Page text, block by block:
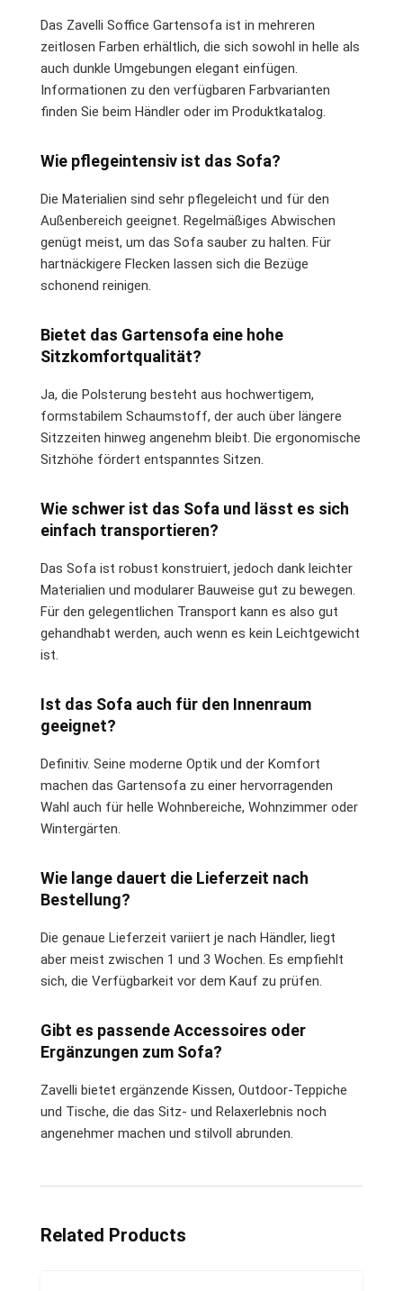
Das Zavelli Soffice Gartensofa ist in mehreren
zeitlosen Farben erhältlich, die sich sowohl in helle als
auch dunkle Umgebungen elegant einfügen.
Informationen zu den verfügbaren Farbvarianten
finden Sie beim Händler oder im Produktkatalog.
Wie pflegeintensiv ist das Sofa?
Die Materialien sind sehr pflegeleicht und für den
Außenbereich geeignet. Regelmäßiges Abwischen
genügt meist, um das Sofa sauber zu halten. Für
hartnäckigere Flecken lassen sich die Bezüge
schonend reinigen.
Bietet das Gartensofa eine hohe
Sitzkomfortqualität?
Ja, die Polsterung besteht aus hochwertigem,
formstabilem Schaumstoff, der auch über längere
Sitzzeiten hinweg angenehm bleibt. Die ergonomische
Sitzhöhe fördert entspanntes Sitzen.
Wie schwer ist das Sofa und lässt es sich
einfach transportieren?
Das Sofa ist robust konstruiert, jedoch dank leichter
Materialien und modularer Bauweise gut zu bewegen.
Für den gelegentlichen Transport kann es also gut
gehandhabt werden, auch wenn es kein Leichtgewicht
ist.
Ist das Sofa auch für den Innenraum
geeignet?
Definitiv. Seine moderne Optik und der Komfort
machen das Gartensofa zu einer hervorragenden
Wahl auch für helle Wohnbereiche, Wohnzimmer oder
Wintergärten.
Wie lange dauert die Lieferzeit nach
Bestellung?
Die genaue Lieferzeit variiert je nach Händler, liegt
aber meist zwischen 1 und 3 Wochen. Es empfiehlt
sich, die Verfügbarkeit vor dem Kauf zu prüfen.
Gibt es passende Accessoires oder
Ergänzungen zum Sofa?
Zavelli bietet ergänzende Kissen, Outdoor-Teppiche
und Tische, die das Sitz- und Relaxerlebnis noch
angenehmer machen und stilvoll abrunden.
Related Products